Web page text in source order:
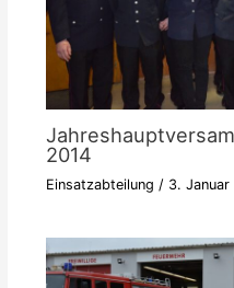
2014
Einsatzabteilung / 3. Januar